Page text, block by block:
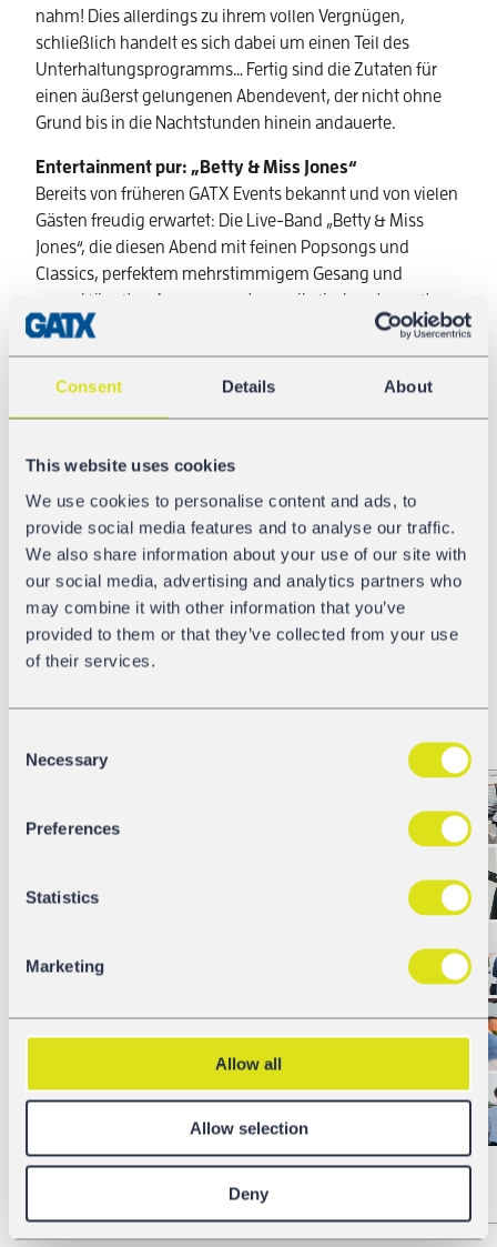
Consent Details About
This website uses cookies
We use cookies to personalise content and ads, to
provide social media features and to analyse our traffic.
We also share information about your use of our site with
our social media, advertising and analytics partners who
may combine it with other information that you’ve
provided to them or that they’ve collected from your use
of their services.
Selection
Necessary
Preferences
Statistics
Marketing
Allow all
Allow selection
Deny
nahm! Dies allerdings zu ihrem vollen Vergnügen,
schließlich handelt es sich dabei um einen Teil des
Unterhaltungsprogramms… Fertig sind die Zutaten für
einen äußerst gelungenen Abendevent, der nicht ohne
Grund bis in die Nachtstunden hinein andauerte.
Entertainment pur: „Betty & Miss Jones“
Bereits von früheren GATX Events bekannt und von vielen
Gästen freudig erwartet: Die Live-Band „Betty & Miss
Jones“, die diesen Abend mit feinen Popsongs und
Classics, perfektem mehrstimmigem Gesang und
ausgeklügelten Arrangements musikalisch untermalte –
wie immer unplugged und auf höchstem Niveau. Dass
Tina, Bylle, Nelly und Dani – die vier charismatischen
Musikerinnen aus Süddeutschland und Oberösterreich –
Security-Mitarbeiter vom Beginn des Abends tauchte
Magier. Mit faszinierenden Tricks sorgte er für Heiterkeit
und Staunen bei den Gästen. Eine Close-Up Comedy
rundete das Entertainmentprogramm schließlich ab –
doch auch abseits der Show wurde an diesem Abend viel
geschmunzelt und gelacht. Ein entspannter,
genussvoller Ausklang für einen Messetag voller